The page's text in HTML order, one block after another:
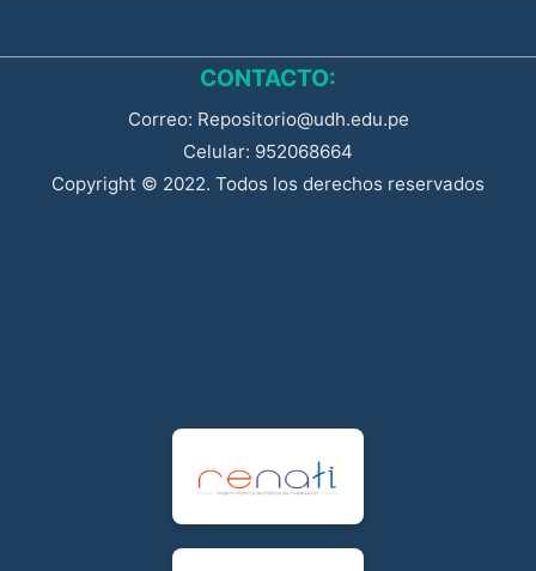
CONTACTO:
Correo: Repositorio@udh.edu.pe
Celular: 952068664
Copyright © 2022. Todos los derechos reservados